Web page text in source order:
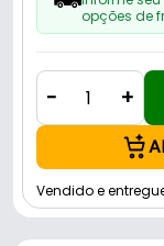
opções de
- +
Vendido e